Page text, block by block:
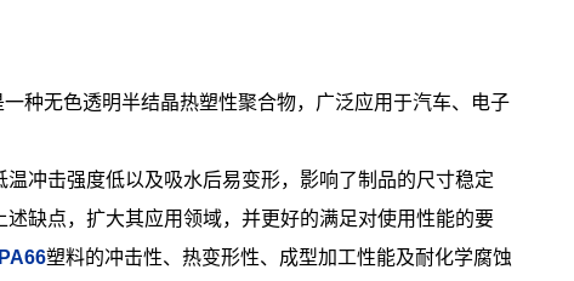
种无色透明半结晶热塑性聚合物，广泛应用于汽车、电子
冲击强度低以及吸水后易变形，影响了制品的尺寸稳定
缺点，扩大其应用领域，并更好的满足对使用性能的要
PA66塑料的冲击性、热变形性、成型加工性能及耐化学腐蚀